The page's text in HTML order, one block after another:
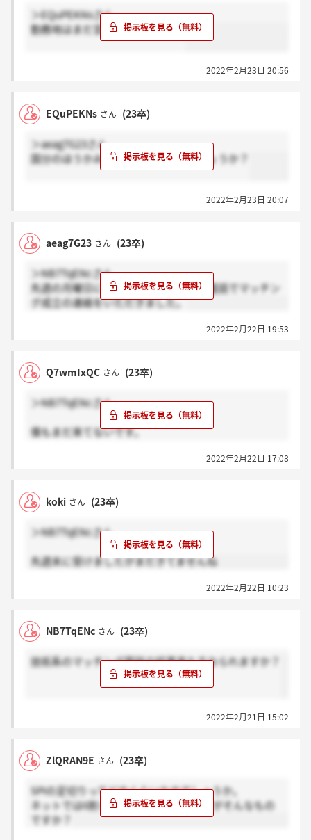
＞EQuPEKNsさん
勤務地はまだ言われてませんね。
2022年2月23日 20:56
EQuPEKNs さん (23卒)
＞aeag7G23さん
国分のほうかみなとみらいどちらでしょうか？
2022年2月23日 20:07
aeag7G23 さん (23卒)
＞NB7TqENcさん
先週の月曜日に受けて先週の金曜日に電話でマッチン
グ成立の連絡をいただきました。
2022年2月22日 19:53
Q7wmIxQC さん (23卒)
＞NB7TqENcさん
僕もまだ来てないです。
2022年2月22日 17:08
koki さん (23卒)
＞NB7TqENcさん
先週末に受けましたがまだきてませんね
2022年2月22日 10:23
NB7TqENc さん (23卒)
技術系のマッチング面談の結果来た方おられますか？
2022年2月21日 15:02
ZlQRAN9E さん (23卒)
SPIの足切りってどのくらいなのでしょうか。
ネットでは6割って書いてあったのですがそんなもの
ですか？